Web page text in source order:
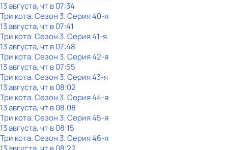
13 августа, чт в 07:34
Три кота. Сезон 3. Серия 40-я
13 августа, чт в 07:41
Три кота. Сезон 3. Серия 41-я
13 августа, чт в 07:48
Три кота. Сезон 3. Серия 42-я
13 августа, чт в 07:55
Три кота. Сезон 3. Серия 43-я
13 августа, чт в 08:02
Три кота. Сезон 3. Серия 44-я
13 августа, чт в 08:08
Три кота. Сезон 3. Серия 45-я
13 августа, чт в 08:15
Три кота. Сезон 3. Серия 46-я